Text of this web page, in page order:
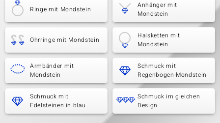
Ringe mit Mondstein
Anhänger mit
Mondstein
Ohrringe mit Mondstein
Halsketten mit
Mondstein
Armbänder mit
Mondstein
Schmuck mit
Regenbogen-Mondstein
Schmuck mit
Edelsteinen in blau
Schmuck im gleichen
Design